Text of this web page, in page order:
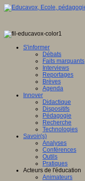
S'informer
Débats
Faits marquants
Interviews
Reportages
Brèves
Agenda
Innover
Didactique
Dispositifs
Pédagogie
Recherche
Technologies
Savoir(s)
Analyses
Conférences
Outils
Pratiques
Acteurs de l'éducation
Animateurs